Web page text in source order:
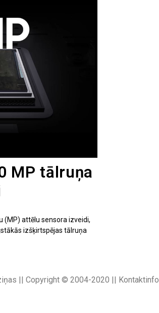
MP tālruņa
(MP) attēlu sensora izveidi,
izšķirtspējas tālruņa
|| Copyright © 2004-2020 ||